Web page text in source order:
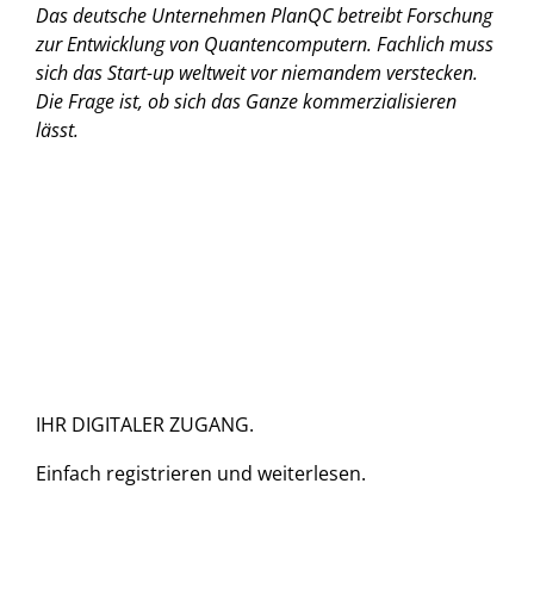
Das deutsche Unternehmen PlanQC betreibt Forschung
zur Entwicklung von Quantencomputern. Fachlich muss
sich das Start-up weltweit vor niemandem verstecken.
Die Frage ist, ob sich das Ganze kommerzialisieren
lässt.
IHR DIGITALER ZUGANG.
Einfach registrieren und weiterlesen.